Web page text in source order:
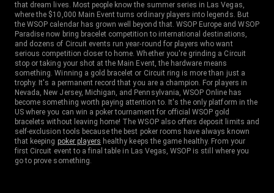
that dream lives. Most people know the summer series in Las Vegas,
where the $10,000 Main Event turns ordinary players into legends. But
the WSOP calendar has grown well beyond that. WSOP Europe and WSOP
Paradise now bring bracelet competition to international destinations,
and dozens of Circuit events run year-round for players who want
serious competition closer to home. Whether you're grinding a Circuit
stop or taking your shot at the Main Event, the hardware means
something. Winning a gold bracelet or Circuit ring is more than just a
trophy. It's a permanent record that you are a champion. For players in
Nevada, New Jersey, Michigan, and Pennsylvania, WSOP Online has
become something worth paying attention to. It's the only platform in the
US where you can win a poker tournament for official WSOP gold
bracelets without leaving home! The WSOP also offers deposit limits and
self-exclusion tools because the best poker rooms have always known
that keeping poker players healthy keeps the game healthy. From your
first Circuit event to a final table in Las Vegas, WSOP is still where you
go to prove something.